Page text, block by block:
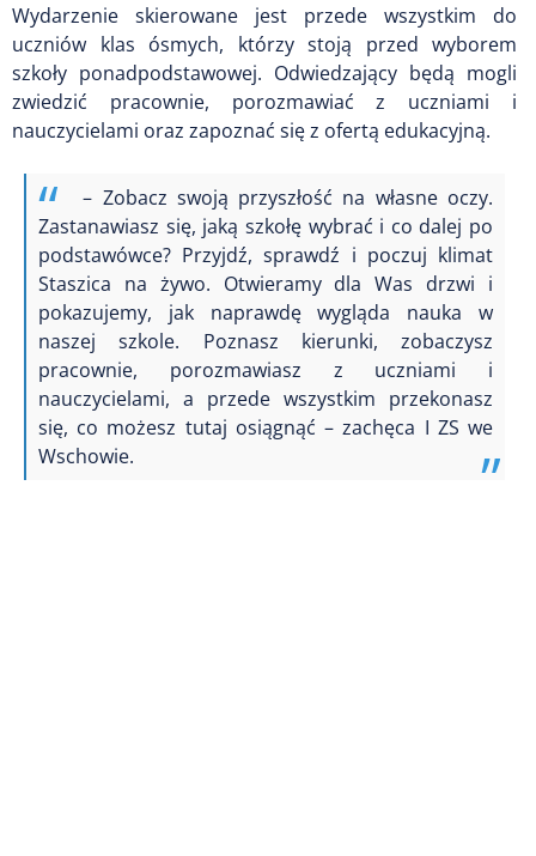
Wydarzenie skierowane jest przede wszystkim do
uczniów klas ósmych, którzy stoją przed wyborem
szkoły ponadpodstawowej. Odwiedzający będą mogli
zwiedzić pracownie, porozmawiać z uczniami i
nauczycielami oraz zapoznać się z ofertą edukacyjną.
– Zobacz swoją przyszłość na własne oczy.
Zastanawiasz się, jaką szkołę wybrać i co dalej po
podstawówce? Przyjdź, sprawdź i poczuj klimat
Staszica na żywo. Otwieramy dla Was drzwi i
pokazujemy, jak naprawdę wygląda nauka w
naszej szkole. Poznasz kierunki, zobaczysz
pracownie, porozmawiasz z uczniami i
nauczycielami, a przede wszystkim przekonasz
się, co możesz tutaj osiągnąć – zachęca I ZS we
Wschowie.